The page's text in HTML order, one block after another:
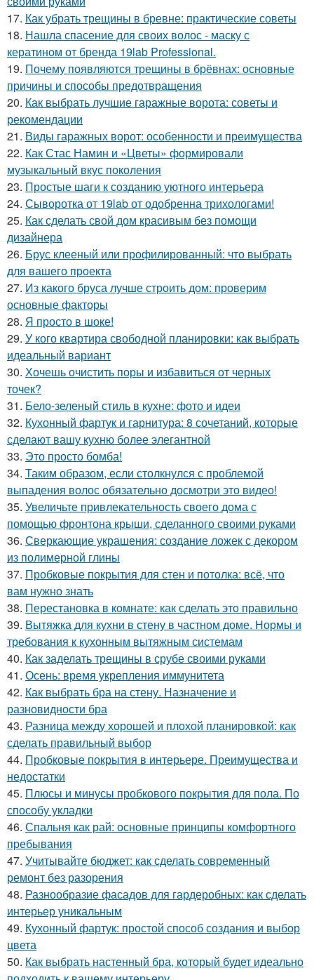
17. Как убрать трещины в бревне: практические советы
18. Нашла спасение для своих волос - маску с
кератином от бренда 19lab Professional.
19. Почему появляются трещины в брёвнах: основные
причины и способы предотвращения
20. Как выбрать лучшие гаражные ворота: советы и
рекомендации
21. Виды гаражных ворот: особенности и преимущества
22. Как Стас Намин и «Цветы» формировали
музыкальный вкус поколения
23. Простые шаги к созданию уютного интерьера
24. Сыворотка от 19lab от одобренна трихологами!
25. Как сделать свой дом красивым без помощи
дизайнера
26. Брус клееный или профилированный: что выбрать
для вашего проекта
27. Из какого бруса лучше строить дом: проверим
основные факторы
28. Я просто в шоке!
29. У кого квартира свободной планировки: как выбрать
идеальный вариант
30. Хочешь очистить поры и избавиться от черных
точек?
31. Бело-зеленый стиль в кухне: фото и идеи
32. Кухонный фартук и гарнитура: 8 сочетаний, которые
сделают вашу кухню более элегантной
33. Это просто бомба!
34. Таким образом, если столкнулся с проблемой
выпадения волос обязательно досмотри это видео!
35. Увеличьте привлекательность своего дома с
помощью фронтона крыши, сделанного своими руками
36. Сверкающие украшения: создание ложек с декором
из полимерной глины
37. Пробковые покрытия для стен и потолка: всё, что
вам нужно знать
38. Перестановка в комнате: как сделать это правильно
39. Вытяжка для кухни в стену в частном доме. Нормы и
требования к кухонным вытяжным системам
40. Как заделать трещины в срубе своими руками
41. Осень: время укрепления иммунитета
42. Как выбрать бра на стену. Назначение и
разновидности бра
43. Разница между хорошей и плохой планировкой: как
сделать правильный выбор
44. Пробковые покрытия в интерьере. Преимущества и
недостатки
45. Плюсы и минусы пробкового покрытия для пола. По
способу укладки
46. Спальня как рай: основные принципы комфортного
пребывания
47. Учитывайте бюджет: как сделать современный
ремонт без разорения
48. Разнообразие фасадов для гардеробных: как сделать
интерьер уникальным
49. Кухонный фартук: простой способ создания и выбор
цвета
50. Как выбрать настенный бра, который будет идеально